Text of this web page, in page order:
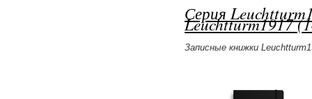
Серия
Leuchtturm1917
Записные книжки